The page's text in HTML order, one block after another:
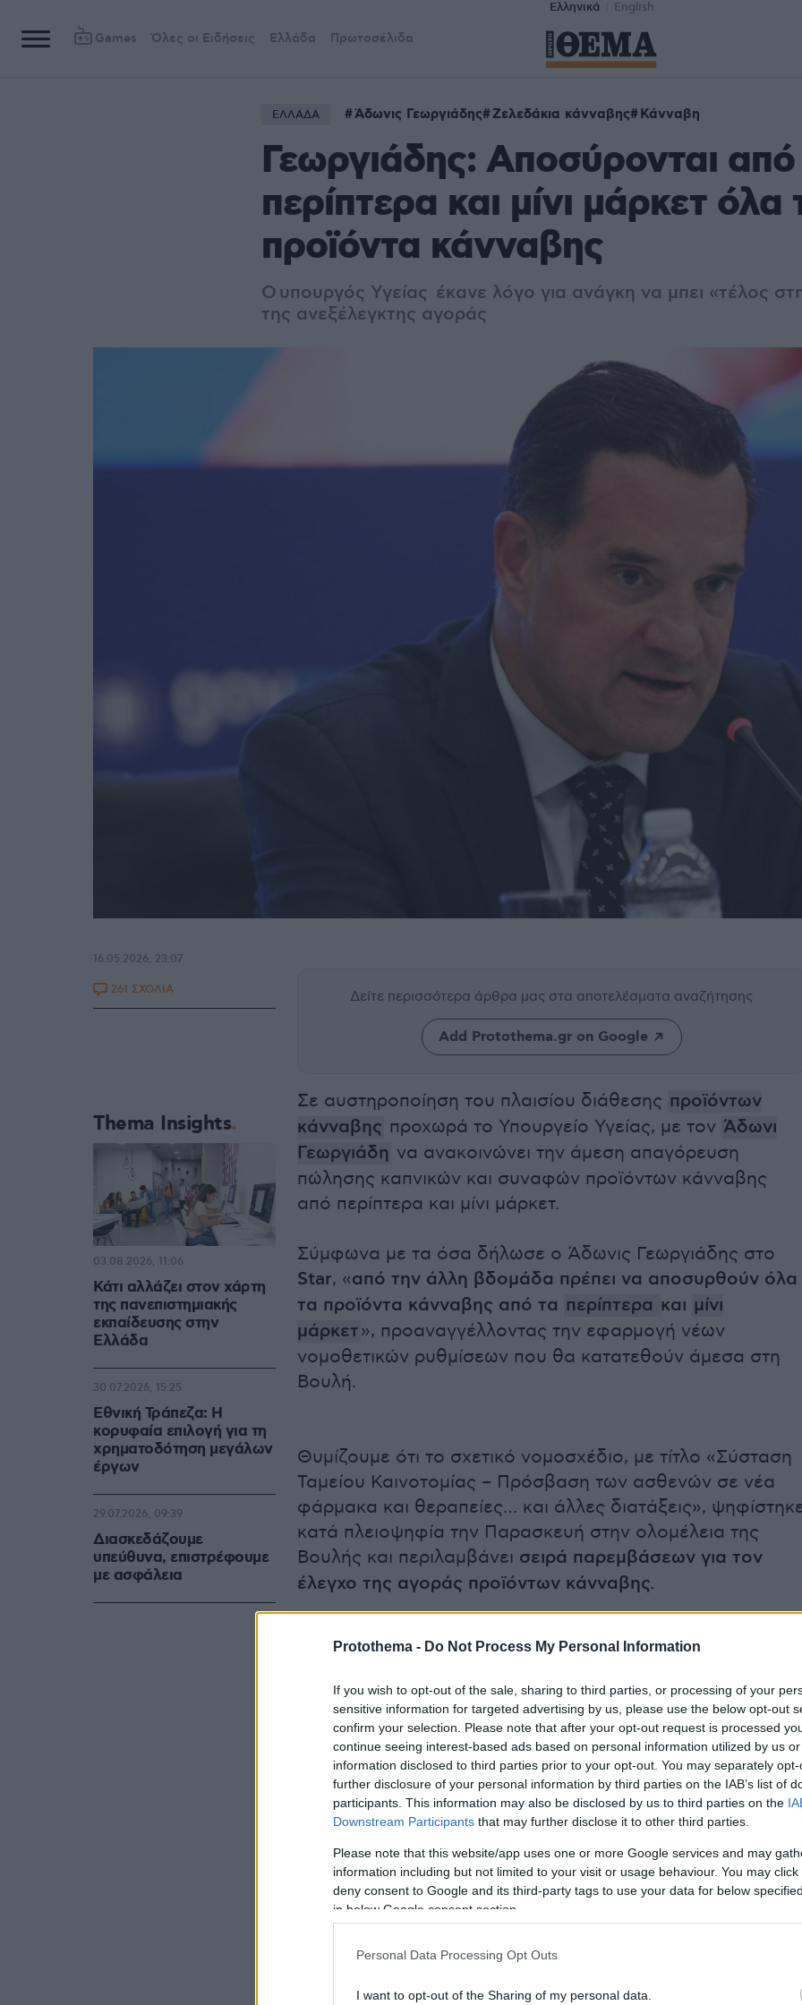
Protothema - Do Not Process My Personal Information
If you wish to opt-out of the sale, sharing to third parties, or processing of your
sensitive information for targeted advertising by us, please use the below opt-out
confirm your selection. Please note that after your opt-out request is processed
continue seeing interest-based ads based on personal information utilized by us
information disclosed to third parties prior to your opt-out. You may separately
further disclosure of your personal information by third parties on the IAB’s list of
participants. This information may also be disclosed by us to third parties on the
Downstream Participants that may further disclose it to other third parties.
Please note that this website/app uses one or more Google services and may
information including but not limited to your visit or usage behaviour. You may
deny consent to Google and its third-party tags to use your data for below
in below Google consent section.
Personal Data Processing Opt Outs
I want to opt-out of the Sharing of my personal data.
Ελληνικά English
Games Όλες οι Ειδήσεις Ελλάδα Πρωτοσέλιδα
ΕΛΛΑΔΑ Άδωνις Γεωργιάδης Ζελεδάκια κάνναβης Κάνναβη
Γεωργιάδης: Αποσύρονται
περίπτερα και μίνι μάρκετ όλα
προϊόντα κάνναβης
Ο υπουργός Υγείας έκανε λόγο για ανάγκη να μπει «τέλος
της ανεξέλεγκτης αγοράς
Δείτε περισσότερα άρθρα μας στα αποτελέσματα αναζήτησης
Add Protothema.gr on Google
Σε αυστηροποίηση του πλαισίου διάθεσης προϊόντων
κάνναβης προχωρά το Υπουργείο Υγείας, με τον Άδωνι
Γεωργιάδη να ανακοινώνει την άμεση απαγόρευση
πώλησης καπνικών και συναφών προϊόντων κάνναβης
από περίπτερα και μίνι μάρκετ.
Σύμφωνα με τα όσα δήλωσε ο Άδωνις Γεωργιάδης στο
Star, «από την άλλη βδομάδα πρέπει να αποσυρθούν όλα
τα προϊόντα κάνναβης από τα περίπτερα και μίνι
μάρκετ», προαναγγέλλοντας την εφαρμογή νέων
νομοθετικών ρυθμίσεων που θα κατατεθούν άμεσα στη
Βουλή.
Θυμίζουμε ότι το σχετικό νομοσχέδιο, με τίτλο «Σύσταση
Ταμείου Καινοτομίας – Πρόσβαση των ασθενών σε νέα
φάρμακα και θεραπείες… και άλλες διατάξεις»,
κατά πλειοψηφία την Παρασκευή στην ολομέλεια της
Βουλής και περιλαμβάνει σειρά παρεμβάσεων για τον
έλεγχο της αγοράς προϊόντων κάνναβης.
Οι βασικές αλλαγές
Μεταξύ των βασικών προβλέψεων τουνέου πλαισίου
απαγόρευση λιανικής πώλησης προϊόντων
16.05.2026, 23:07
261 ΣΧΟΛΙΑ
Thema Insights
Κάτι αλλάζει στον χάρτη
της πανεπιστημιακής
εκπαίδευσης στην
Ελλάδα
03.08.2026, 11:06
Εθνική Τράπεζα: Η
κορυφαία επιλογή για τη
χρηματοδότηση μεγάλων
έργων
30.07.2026, 15:25
Διασκεδάζουμε
υπεύθυνα, επιστρέφουμε
με ασφάλεια
29.07.2026, 09:39